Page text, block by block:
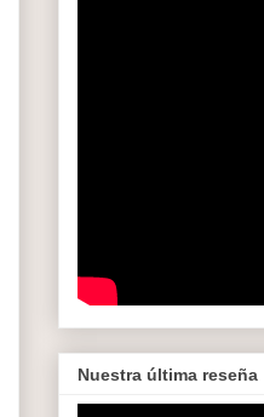
Nuestra última reseña